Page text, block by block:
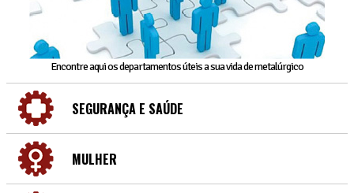
Encontre aqui os departamentos úteis a sua vida de metalúrgico
SEGURANÇA E SAÚDE
MULHER